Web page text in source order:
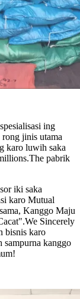
ing
jinis utama
karo luwih saka
pabrik
iki saka
karo Mutual
Kanggo Maju
Sincerely
bisnis karo
sampurna kanggo